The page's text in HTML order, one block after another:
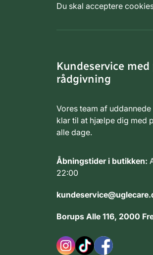
Du skal acceptere
Kundeservice
rådgivning
Vores team af
klar til at hjælpe dig med
alle dage.
Åbningstider i butikken:
22:00
Borups Alle 116, 2000